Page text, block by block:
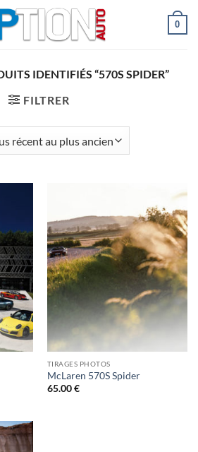
0
IDENTIFIÉS “570S SPIDER”
FILTRER
TIRAGES PHOTOS
McLaren 570S Spider
65.00€